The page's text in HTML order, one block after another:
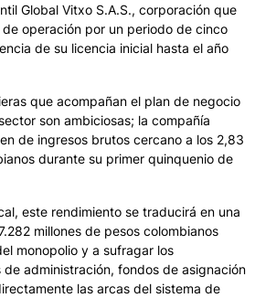
Global Vitxo S.A.S., corporación que
operación por un periodo de cinco
de su licencia inicial hasta el año
que acompañan el plan de negocio
son ambiciosas; la compañía
de ingresos brutos cercano a los 2,83
durante su primer quinquenio de
este rendimiento se traducirá en una
millones de pesos colombianos
monopolio y a sufragar los
administración, fondos de asignación
las arcas del sistema de